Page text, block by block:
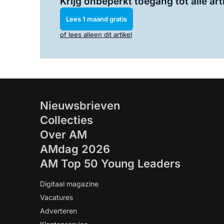
Lees 1 maand gratis
of lees alleen dit artikel
Nieuwsbrieven
Collecties
Over AM
AMdag 2026
AM Top 50 Young Leaders
Digitaal magazine
Vacatures
Adverteren